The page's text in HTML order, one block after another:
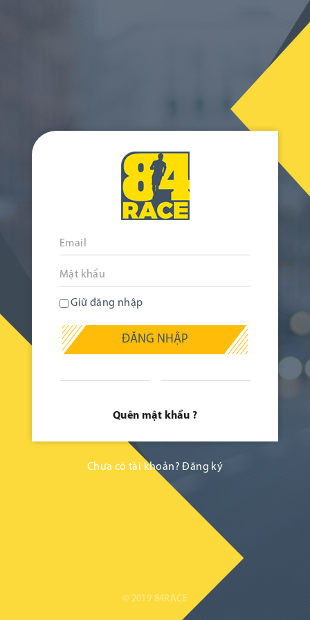
Giữ đăng nhập
ĐĂNG NHẬP
Quên mật khẩu ?
Chưa có tài khoản?Đăng ký
© 2019 84RACE